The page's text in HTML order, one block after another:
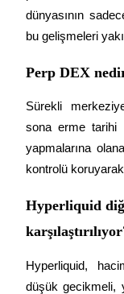
dünyasının
bu gelişmeleri
Perp DEX
Sürekli
sona erme tarihi
yapmalarına
kontrolü
Hyperliquid
Hyperliquid,
düşük gecikmeli,